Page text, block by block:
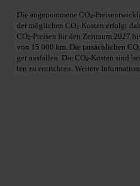
Die ange­nom­me­ne CO2-
der mög­li­chen CO2-Kos­ten erfolgt
CO2-Prei­sen für den Zeit­raum 2027
von 15.000 km. Die tat­säch­li­chen CO2
ger aus­fal­len. Die CO2-Kos­ten sind
ten zu ent­rich­ten. Wei­te­re